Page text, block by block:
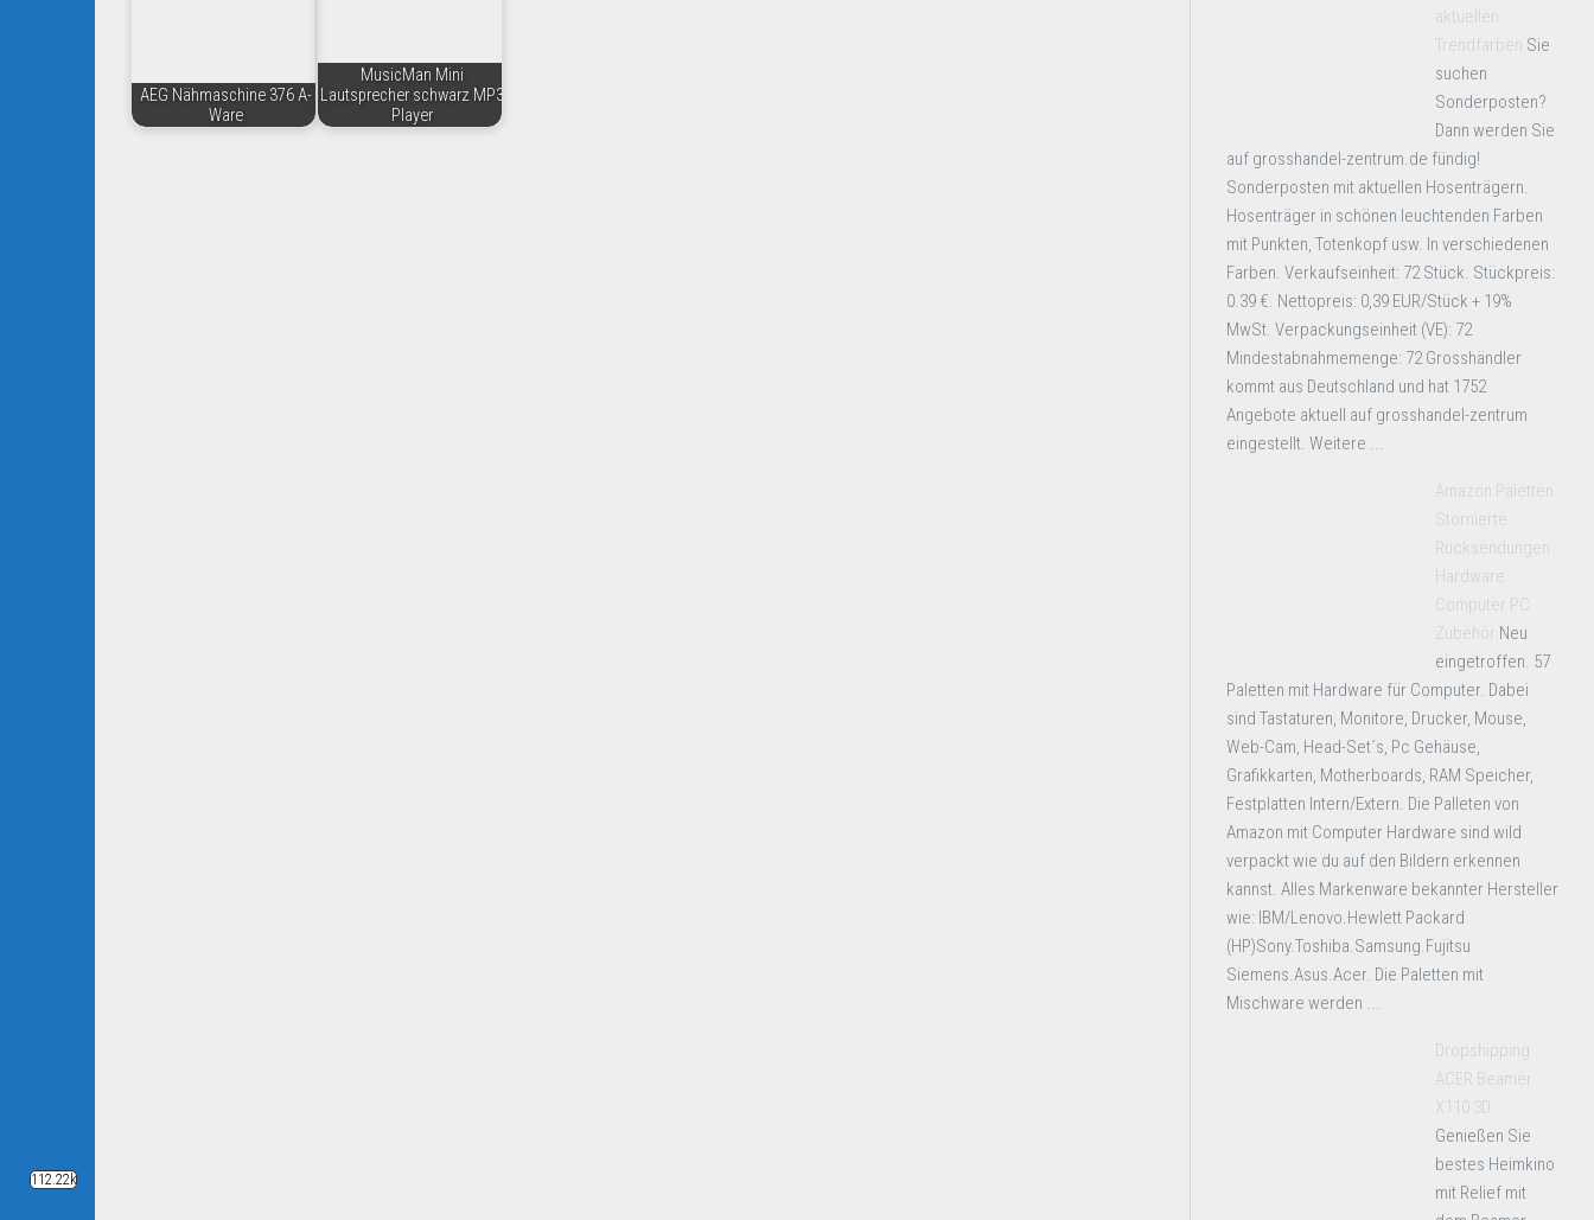
AEG Nähmaschine 376 A-
Ware
MusicMan Mini
Lautsprecher schwarz MP3
Player
aktuellen
Trendfarben Sie
suchen
Sonderposten?
Dann werden Sie
auf grosshandel-zentrum.de fündig!
Sonderposten mit aktuellen Hosenträgern.
Hosenträger in schönen leuchtenden Farben
mit Punkten, Totenkopf usw. In verschiedenen
Farben. Verkaufseinheit: 72 Stück. Stückpreis:
0.39 €. Nettopreis: 0,39 EUR/Stück + 19%
MwSt. Verpackungseinheit (VE): 72
Mindestabnahmemenge: 72 Grosshändler
kommt aus Deutschland und hat 1752
Angebote aktuell auf grosshandel-zentrum
eingestellt. Weitere ...
Amazon Paletten
Stornierte
Rücksendungen
Hardware
Computer PC
Zubehör Neu
eingetroffen. 57
Paletten mit Hardware für Computer. Dabei
sind Tastaturen, Monitore, Drucker, Mouse,
Web-Cam, Head-Set´s, Pc Gehäuse,
Grafikkarten, Motherboards, RAM Speicher,
Festplatten Intern/Extern. Die Palleten von
Amazon mit Computer Hardware sind wild
verpackt wie du auf den Bildern erkennen
kannst. Alles Markenware bekannter Hersteller
wie: IBM/Lenovo.Hewlett Packard
(HP)Sony.Toshiba.Samsung.Fujitsu
Siemens.Asus.Acer. Die Paletten mit
Mischware werden ...
Dropshipping
ACER Beamer
X110 3D
Genießen Sie
bestes Heimkino
mit Relief mit
112.22k